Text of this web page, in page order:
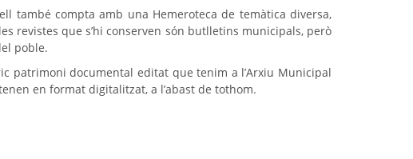
també compta amb una Hemeroteca de temàtica diversa,
revistes que s’hi conserven són butlletins municipals, però
poble.
patrimoni documental editat que tenim a l’Arxiu Municipal
en format digitalitzat, a l’abast de tothom.